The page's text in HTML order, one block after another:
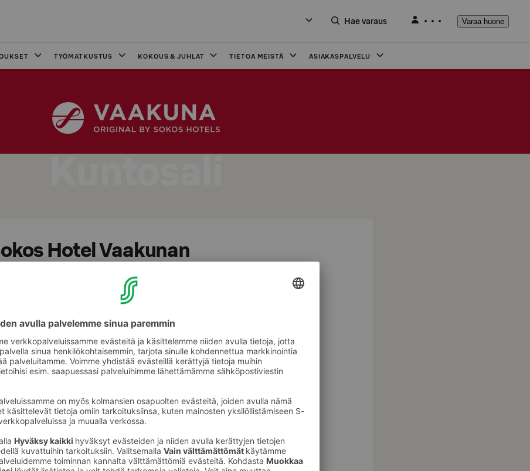
Hae varaus Varaa huone
TYÖMATKUSTUS KOKOUS & JUHLAT TIETOA MEISTÄ ASIAKASPALVELU
Kuntosali
Hotel Vaakunan
löydät aerobiset peruslaitteet kuntoiluun.
saunaosastomme yhteydessä sijaisevassa
ovat hotelliasukkaiden
saunan aukioloaikojen ulkopuolella,
yksityistilaisuudet saunalla. Pyydä oven
kuntopyörä, soutulaite, kahvakuulat 6
jumppakepit, jumppapallo